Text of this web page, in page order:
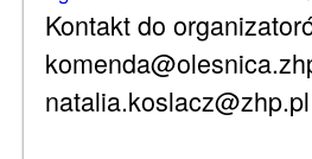
Kontakt do
natalia.koslacz@zhp.pl